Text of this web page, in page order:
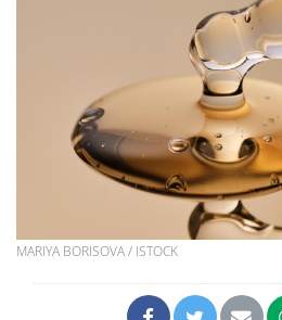
MARIYA BORISOVA / ISTOCK